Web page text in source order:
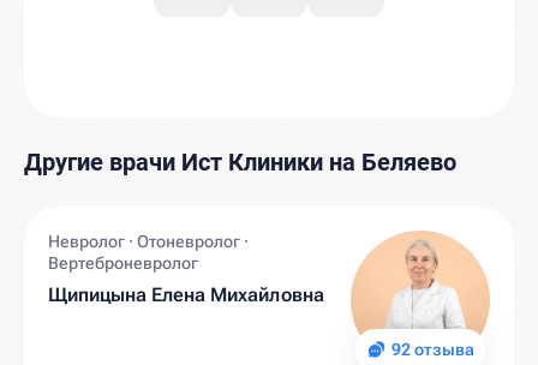
Другие врачи Ист Клиники на Беляево
92 отзыва
Невролог · Отоневролог ·
Вертеброневролог
Щипицына Елена Михайловна